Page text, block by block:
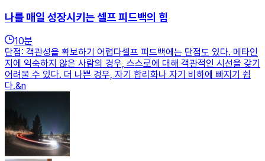
나를 매일 성장시키는 셀프 피드백의 힘
10분
단점: 객관성을 확보하기 어렵다셀프 피드백에는 단점도 있다. 메타인
지에 익숙하지 않은 사람의 경우, 스스로에 대해 객관적인 시선을 갖기
어려울 수 있다. 더 나쁜 경우, 자기 합리화나 자기 비하에 빠지기 쉽
다.&n